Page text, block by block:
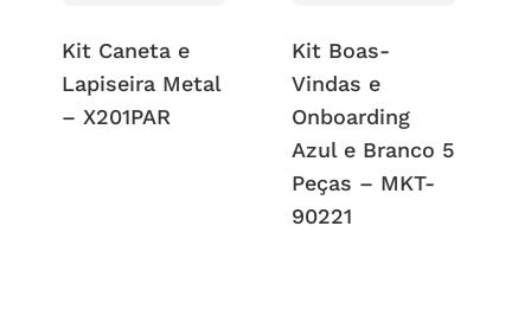
Kit Caneta e
Lapiseira Metal
– X201PAR
Kit Boas-
Vindas e
Onboarding
Azul e Branco 5
Peças – MKT-
90221